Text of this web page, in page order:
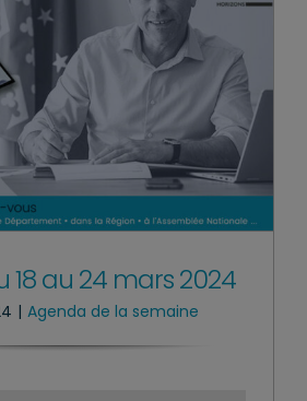
18 au 24 mars 2024
| Agenda de la semaine